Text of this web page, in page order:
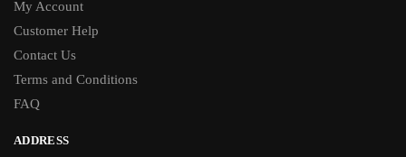
My Account
Customer Help
Contact Us
Terms and Conditions
FAQ
ADDRESS